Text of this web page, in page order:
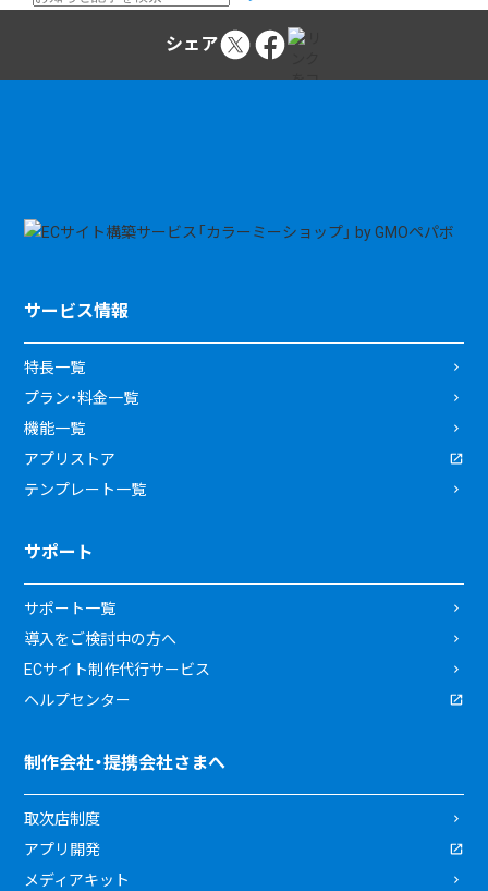
シェア
サービス情報
特長一覧
プラン・料金一覧
機能一覧
アプリストア
テンプレート一覧
サポート
サポート一覧
導入をご検討中の方へ
ECサイト制作代行サービス
ヘルプセンター
制作会社・提携会社さまへ
取次店制度
アプリ開発
メディアキット